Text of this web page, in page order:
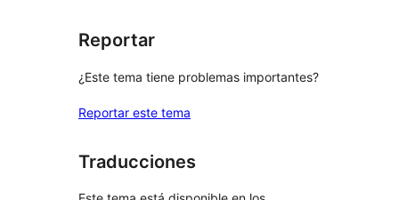
Reportar
¿Este tema tiene problemas importantes?
Reportar este tema
Traducciones